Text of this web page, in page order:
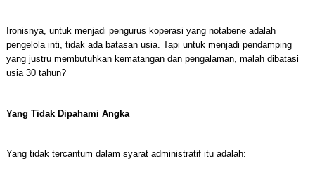
Ironisnya, untuk menjadi pengurus koperasi yang notabene adalah
pengelola inti, tidak ada batasan usia. Tapi untuk menjadi pendamping
yang justru membutuhkan kematangan dan pengalaman, malah dibatasi
usia 30 tahun?
Yang Tidak Dipahami Angka
Yang tidak tercantum dalam syarat administratif itu adalah: